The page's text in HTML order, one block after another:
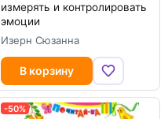
измерять и контролировать
эмоции
Изерн Сюзанна
В корзину
-50%